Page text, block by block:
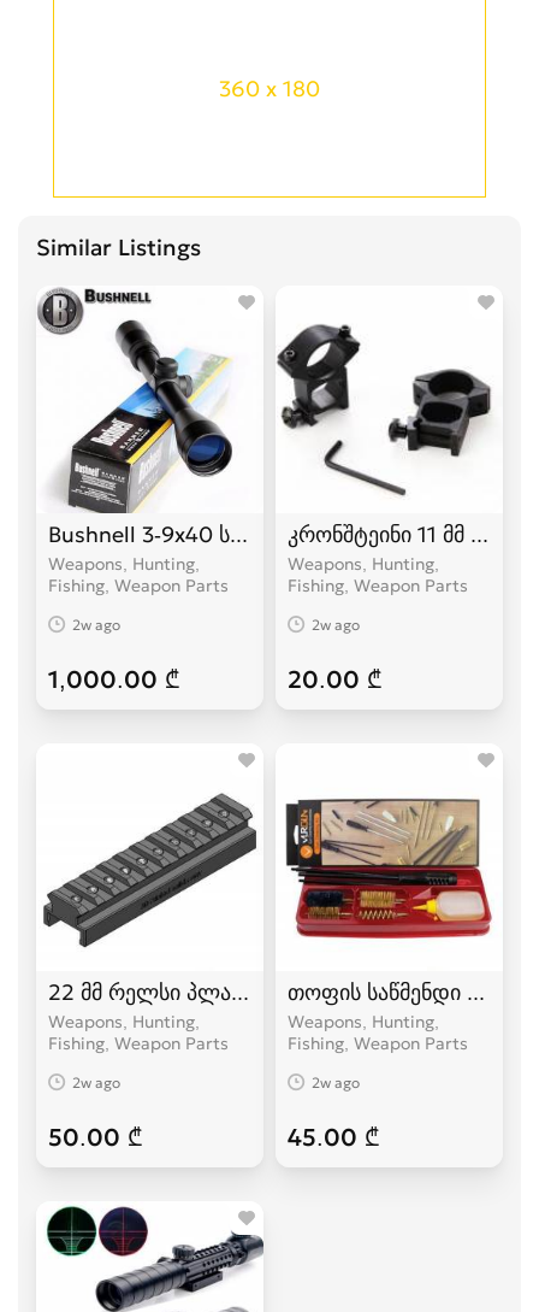
360 x 180
Similar Listings
Bushnell 3-9x40 სამიზნე ოპტიკა
Weapons, Hunting,
Fishing, Weapon Parts
2w ago
1,000.00 ₾
კრონშტეინი 11 მმ და 22
Weapons, Hunting,
Fishing, Weapon Parts
2w ago
20.00 ₾
22 მმ რელსი პლანკა
Weapons, Hunting,
Fishing, Weapon Parts
2w ago
50.00 ₾
თოფის საწმენდი - 12
Weapons, Hunting,
Fishing, Weapon Parts
2w ago
45.00 ₾